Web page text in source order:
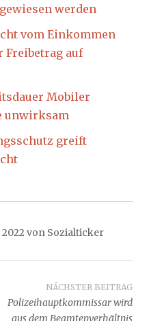
werden
vom Einkommen
Freibetrag auf
Mobiler
unwirksam
greift
2022 von Sozialticker
NÄCHSTER BEITRAG
Polizeihauptkommissar wird
aus dem Beamtenverhältnis